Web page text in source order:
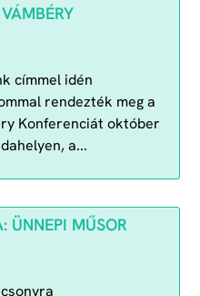
címmel idén
rendezték meg a
Konferenciát október
a...
ÜNNEPI MŰSOR